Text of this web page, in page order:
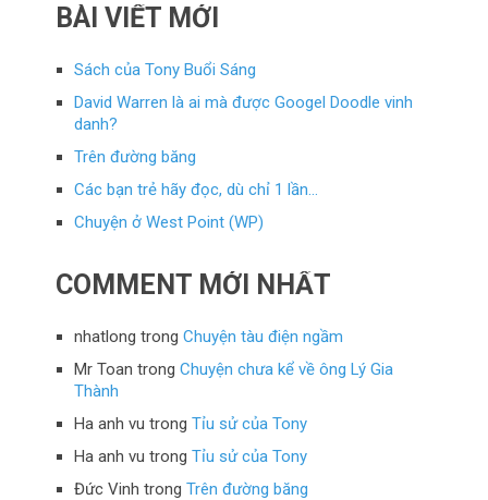
BÀI VIẾT MỚI
Sách của Tony Buổi Sáng
David Warren là ai mà được Googel Doodle vinh
danh?
Trên đường băng
Các bạn trẻ hãy đọc, dù chỉ 1 lần…
Chuyện ở West Point (WP)
COMMENT MỚI NHẤT
nhatlong trongChuyện tàu điện ngầm
Mr Toan trongChuyện chưa kể về ông Lý Gia
Thành
Ha anh vu trongTỉu sử của Tony
Ha anh vu trongTỉu sử của Tony
Đức Vinh trongTrên đường băng